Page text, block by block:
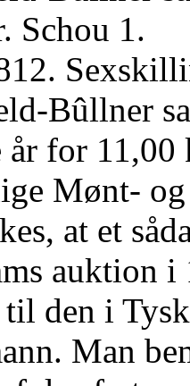
Schou 1.
Bûllner
år for
Mønt-
at et
auktion i
den i
Man